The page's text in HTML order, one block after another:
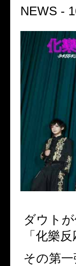
NEWS -
ダウト
「化樂反
その第